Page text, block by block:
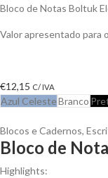
Bloco de Notas Boltuk
Valor apresentado para
€12,15 C/ IVA
Azul CelesteBranco
Blocos e Cadernos,
Bloco de
Highlights: